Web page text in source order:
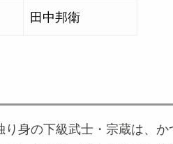
田中邦衛
り身の下級武士・宗蔵は、